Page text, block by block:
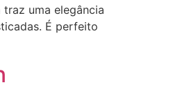
uma elegância
É perfeito